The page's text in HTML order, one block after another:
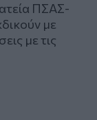
ΠΣΑΣ-
με
με τις